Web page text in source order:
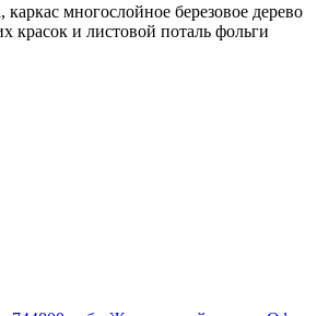
многослойное березовое дерево
красок и листовой поталь фольги